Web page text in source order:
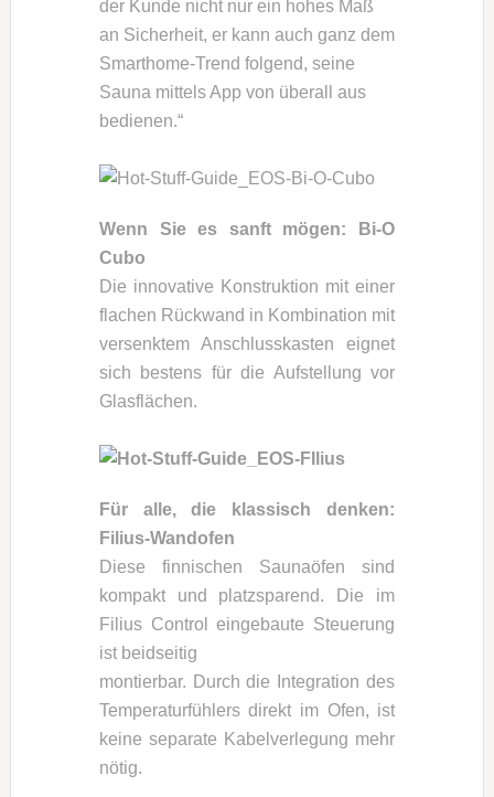
der Kunde nicht nur ein hohes Maß
an Sicherheit, er kann auch ganz dem
Smarthome-Trend folgend, seine
Sauna mittels App von überall aus
bedienen.“
Wenn Sie es sanft mögen: Bi-O
Cubo
Die innovative Konstruktion mit einer
flachen Rückwand in Kombination mit
versenktem Anschlusskasten eignet
sich bestens für die Aufstellung vor
Glasflächen.
Für alle, die klassisch denken:
Filius-Wandofen
Diese finnischen Saunaöfen sind
kompakt und platzsparend. Die im
Filius Control eingebaute Steuerung
ist beidseitig
montierbar. Durch die Integration des
Temperaturfühlers direkt im Ofen, ist
keine separate Kabelverlegung mehr
nötig.